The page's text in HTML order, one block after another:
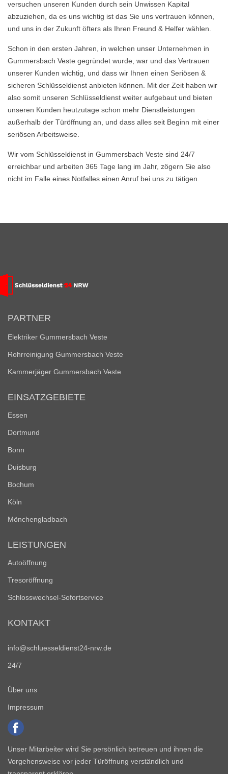
versuchen unseren Kunden durch sein Unwissen Kapital
abzuziehen, da es uns wichtig ist das Sie uns vertrauen können,
und uns in der Zukunft öfters als Ihren Freund & Helfer wählen.
Schon in den ersten Jahren, in welchen unser Unternehmen in
Gummersbach Veste gegründet wurde, war und das Vertrauen
unserer Kunden wichtig, und dass wir Ihnen einen Seriösen &
sicheren Schlüsseldienst anbieten können. Mit der Zeit haben wir
also somit unseren Schlüsseldienst weiter aufgebaut und bieten
unseren Kunden heutzutage schon mehr Dienstleistungen
außerhalb der Türöffnung an, und dass alles seit Beginn mit einer
seriösen Arbeitsweise.
Wir vom Schlüsseldienst in Gummersbach Veste sind 24/7
erreichbar und arbeiten 365 Tage lang im Jahr, zögern Sie also
nicht im Falle eines Notfalles einen Anruf bei uns zu tätigen.
PARTNER
Elektriker Gummersbach Veste
Rohrreinigung Gummersbach Veste
Kammerjäger Gummersbach Veste
EINSATZGEBIETE
Essen
Dortmund
Bonn
Duisburg
Bochum
Köln
Mönchengladbach
LEISTUNGEN
Autoöffnung
Tresoröffnung
Schlosswechsel-Sofortservice
KONTAKT
info@schluesseldienst24-nrw.de
24/7
Über uns
Impressum
Unser Mitarbeiter wird Sie persönlich betreuen und ihnen die
Vorgehensweise vor jeder Türöffnung verständlich und